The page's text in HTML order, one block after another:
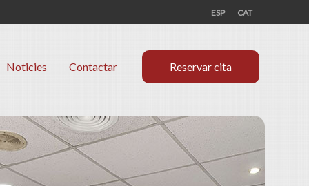
ESP CAT
Noticies Contactar Reservar cita